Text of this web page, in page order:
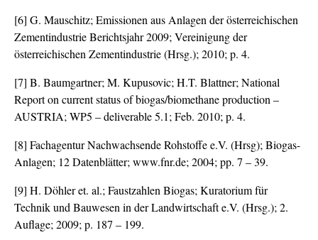
[6] G. Mauschitz; Emissionen aus Anlagen der österreichischen
Zementindustrie Berichtsjahr 2009; Vereinigung der
österreichischen Zementindustrie (Hrsg.); 2010; p. 4.
[7] B. Baumgartner; M. Kupusovic; H.T. Blattner; National
Report on current status of biogas/biomethane production –
AUSTRIA; WP5 – deliverable 5.1; Feb. 2010; p. 4.
[8] Fachagentur Nachwachsende Rohstoffe e.V. (Hrsg); Biogas-
Anlagen; 12 Datenblätter; www.fnr.de; 2004; pp. 7 – 39.
[9] H. Döhler et. al.; Faustzahlen Biogas; Kuratorium für
Technik und Bauwesen in der Landwirtschaft e.V. (Hrsg.); 2.
Auflage; 2009; p. 187 – 199.